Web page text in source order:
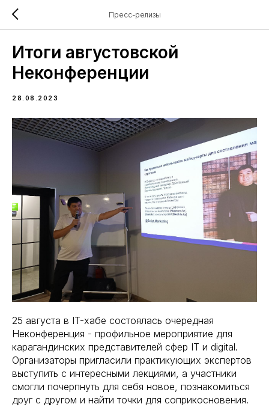
Пресс-релизы
Итоги августовской
Неконференции
28.08.2023
25 августа в IT-хабе состоялась очередная
Неконференция - профильное мероприятие для
карагандинских представителей сфер IT и digital.
Организаторы пригласили практикующих экспертов
выступить с интересными лекциями, а участники
смогли почерпнуть для себя новое, познакомиться
друг с другом и найти точки для соприкосновения.